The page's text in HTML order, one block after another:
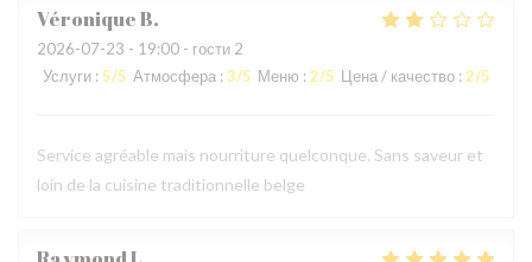
VéroniqueB
2026-07-23 - 19:00 - гости 2
Услуги : 5/5 Атмосфера : 3/5 Меню : 2/5 Цена / качество : 2/5
Service agréable mais nourriture quelconque. Sans saveur et
loin de la cuisine traditionnelle belge